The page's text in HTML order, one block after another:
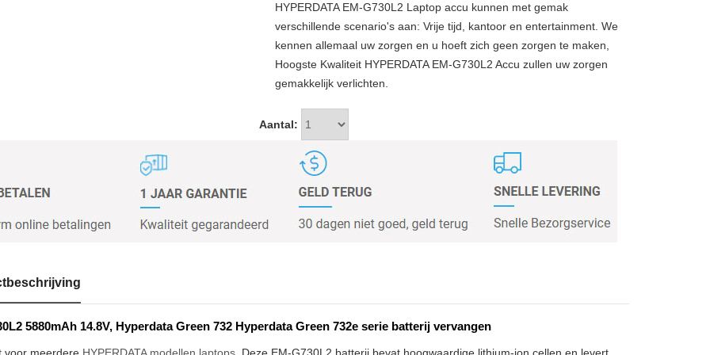
HYPERDATA EM-G730L2 Laptop accu kunnen met gemak
verschillende scenario's aan: Vrije tijd, kantoor en entertainment. We
kennen allemaal uw zorgen en u hoeft zich geen zorgen te maken,
Hoogste Kwaliteit HYPERDATA EM-G730L2 Accu zullen uw zorgen
gemakkelijk verlichten.
Aantal:
5880mAh 14.8V, Hyperdata Green 732 Hyperdata Green 732e serie batterij vervangen